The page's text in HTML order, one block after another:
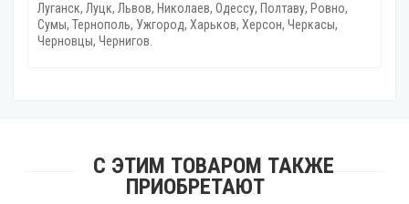
Луганск, Луцк, Львов, Николаев, Одессу, Полтаву, Ровно,
Сумы, Тернополь, Ужгород‎, Харьков, Херсон‎, Черкасы,
Черновцы, Чернигов.
С ЭТИМ ТОВАРОМ ТАКЖЕ
ПРИОБРЕТАЮТ